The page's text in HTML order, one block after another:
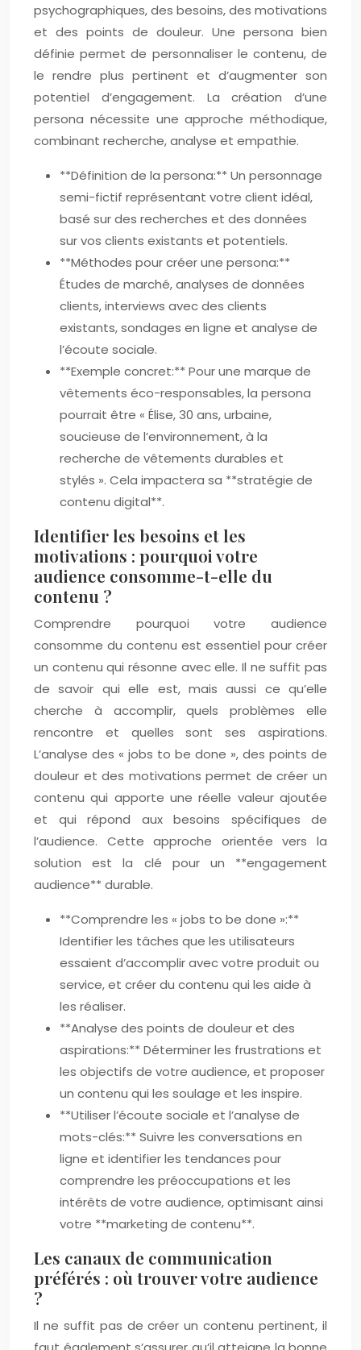
psychographiques, des besoins, des motivations
et des points de douleur. Une persona bien
définie permet de personnaliser le contenu, de
le rendre plus pertinent et d’augmenter son
potentiel d’engagement. La création d’une
persona nécessite une approche méthodique,
combinant recherche, analyse et empathie.
**Définition de la persona:** Un personnage
semi-fictif représentant votre client idéal,
basé sur des recherches et des données
sur vos clients existants et potentiels.
**Méthodes pour créer une persona:**
Études de marché, analyses de données
clients, interviews avec des clients
existants, sondages en ligne et analyse de
l’écoute sociale.
**Exemple concret:** Pour une marque de
vêtements éco-responsables, la persona
pourrait être « Élise, 30 ans, urbaine,
soucieuse de l’environnement, à la
recherche de vêtements durables et
stylés ». Cela impactera sa **stratégie de
contenu digital**.
Identifier les besoins et les
motivations : pourquoi votre
audience consomme-t-elle du
contenu ?
Comprendre pourquoi votre audience
consomme du contenu est essentiel pour créer
un contenu qui résonne avec elle. Il ne suffit pas
de savoir qui elle est, mais aussi ce qu’elle
cherche à accomplir, quels problèmes elle
rencontre et quelles sont ses aspirations.
L’analyse des « jobs to be done », des points de
douleur et des motivations permet de créer un
contenu qui apporte une réelle valeur ajoutée
et qui répond aux besoins spécifiques de
l’audience. Cette approche orientée vers la
solution est la clé pour un **engagement
audience** durable.
**Comprendre les « jobs to be done »:**
Identifier les tâches que les utilisateurs
essaient d’accomplir avec votre produit ou
service, et créer du contenu qui les aide à
les réaliser.
**Analyse des points de douleur et des
aspirations:** Déterminer les frustrations et
les objectifs de votre audience, et proposer
un contenu qui les soulage et les inspire.
**Utiliser l’écoute sociale et l’analyse de
mots-clés:** Suivre les conversations en
ligne et identifier les tendances pour
comprendre les préoccupations et les
intérêts de votre audience, optimisant ainsi
votre **marketing de contenu**.
Les canaux de communication
préférés : où trouver votre audience
?
Il ne suffit pas de créer un contenu pertinent, il